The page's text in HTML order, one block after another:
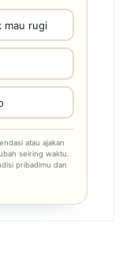
mau rugi
atau ajakan
seiring waktu.
pribadimu dan